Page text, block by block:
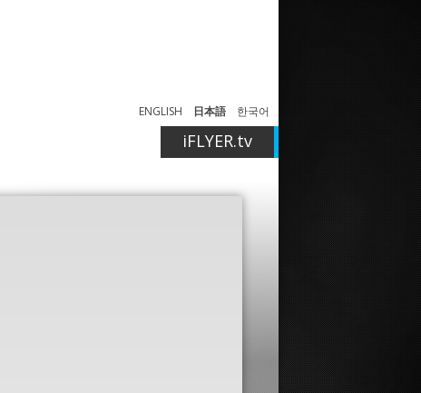
ENGLISH 日本語 한국어
iFLYER.tv